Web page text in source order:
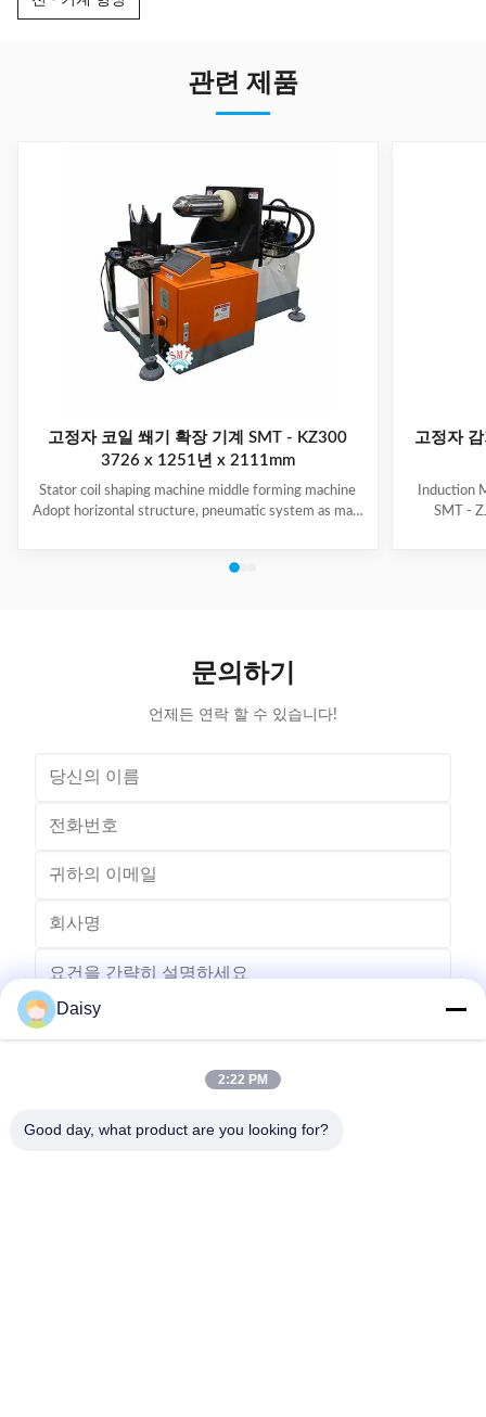
관련 제품
고정자 코일 쐐기 확장 기계 SMT - KZ300
3726 x 1251년 x 2111mm
Stator coil shaping machine middle forming machine
Adopt horizontal structure, pneumatic system as main
expanding blades is synchronous, no need two times
after expending. (1)
고정자
Induction
SMT -
문의하기
언제든 연락 할 수 있습니다!
Daisy
2:22 PM
Good day, what product are you looking for?